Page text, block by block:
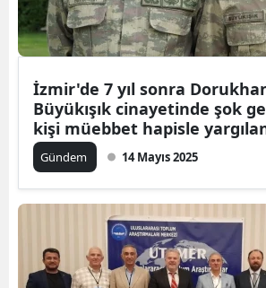
İzmir'de 7 yıl sonra
Büyükışık cinayetinde şok
kişi müebbet hapisle
Gündem 14 Mayıs 2025